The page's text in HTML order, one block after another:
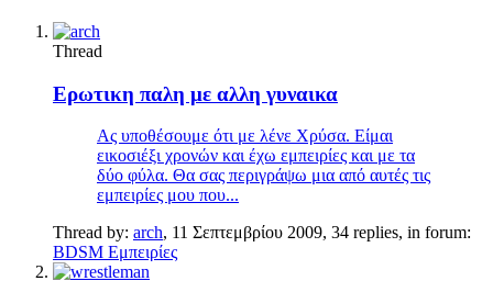
Thread
Ερωτικη παλη με αλλη γυναικα
Ας υποθέσουμε ότι με λένε Χρύσα. Είμαι
εικοσιέξι χρονών και έχω εμπειρίες και με τα
δύο φύλα. Θα σας περιγράψω μια από αυτές τις
εμπειρίες μου που...
Thread by: arch, 11 Σεπτεμβρίου 2009, 34 replies, in forum:
BDSM Εμπειρίες